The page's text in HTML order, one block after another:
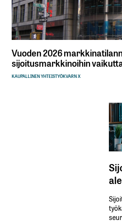
Vuoden 2026
sijoitusmarkkinoihin
KAUPALLINEN YHTEISTYÖKVARN X